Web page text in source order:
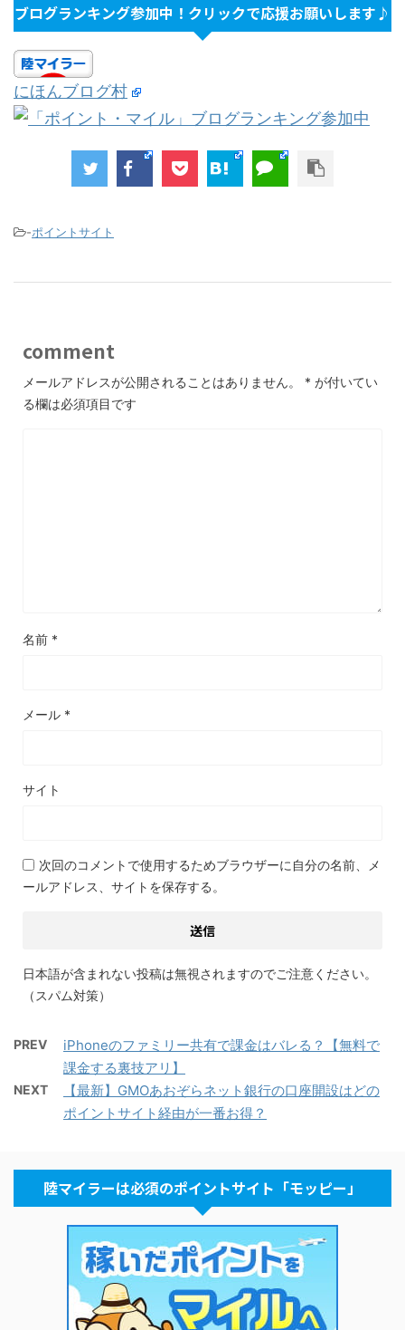
ブログランキング参加中！クリックで応援お願いします♪
にほんブログ村
-ポイントサイト
comment
メールアドレスが公開されることはありません。 * が付いてい
る欄は必須項目です
名前 *
メール *
サイト
次回のコメントで使用するためブラウザーに自分の名前、メ
ールアドレス、サイトを保存する。
日本語が含まれない投稿は無視されますのでご注意ください。
（スパム対策）
PREV
iPhoneのファミリー共有で課金はバレる？【無料で
課金する裏技アリ】
NEXT
【最新】GMOあおぞらネット銀行の口座開設はどの
ポイントサイト経由が一番お得？
陸マイラーは必須のポイントサイト「モッピー」